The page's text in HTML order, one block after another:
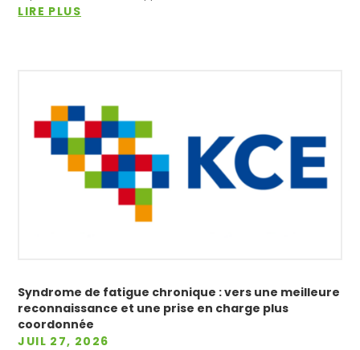
LIRE PLUS
Syndrome de fatigue chronique : vers une meilleure
reconnaissance et une prise en charge plus
coordonnée
JUIL 27, 2026